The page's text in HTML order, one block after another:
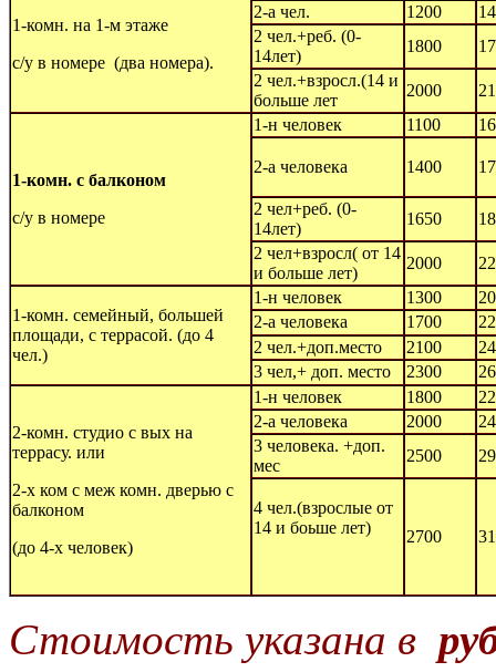
1-комн. на 1-м этаже
с/у в номере (два номера).
2-а чел.
1200
2 чел.+реб. (0-
14лет)
1800
2 чел.+взросл.(14 и
больше лет
2000
1-комн. с балконом
с/у в номере
1-н человек 1100
2-а человека 1400
2 чел+реб. (0-
14лет)
1650
2 чел+взросл( от 14
и больше лет)
2000
1-комн. семейный, большей
площади, с террасой. (до 4
чел.)
1-н человек 1300
2-а человека
1700
2 чел.+доп.место
2100
3 чел,+ доп. место
2300
2-комн. студио с вых на
террасу. или
2-х ком с меж комн. дверью с
балконом
(до 4-х человек)
1-н человек 1800
2-а человека
2000
3 человека. +доп.
мес
2500
4 чел.(взрослые от
14 и боьше лет)
2700
Стоимость указана в